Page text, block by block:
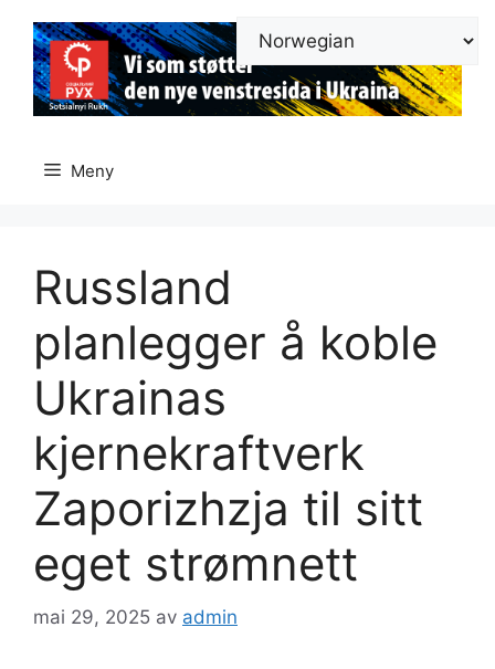
innhold
Meny
Russland
planlegger å koble
Ukrainas
kjernekraftverk
Zaporizhzja til sitt
eget strømnett
mai 29, 2025 av admin